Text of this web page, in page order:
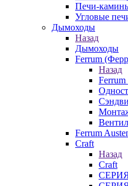
Печи-
Угловые
Дымоходы
Назад
Дымоходы
Ferrum
Назад
Ferrum
Craft
Назад
Craft
СЕРИЯ